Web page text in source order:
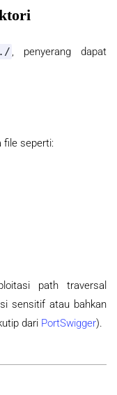
, penyerang dapat
file seperti:
path traversal
sensitif atau bahkan
dari PortSwigger).